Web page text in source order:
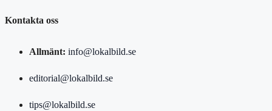
Kontakta oss
Allmänt: info@lokalbild.se
editorial@lokalbild.se
tips@lokalbild.se